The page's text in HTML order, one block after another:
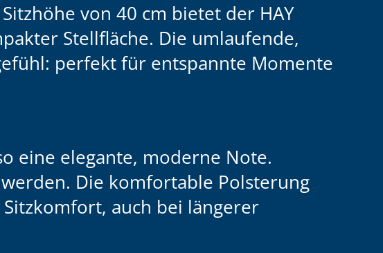
Sitzhöhe von 40 cm bietet der HAY
Stellfläche. Die umlaufende,
perfekt für entspannte Momente
eine elegante, moderne Note.
Die komfortable Polsterung
auch bei längerer